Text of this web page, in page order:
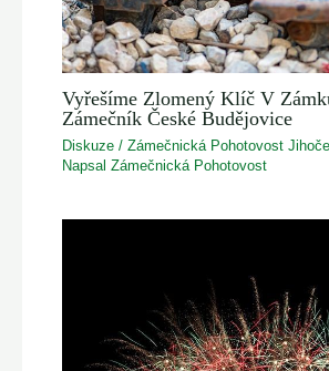
Vyřešíme Zlomený Klíč V
Zámečník České Budějovice
Diskuze /Zámečnická Pohotovost
NapsalZámečnická Pohotovost